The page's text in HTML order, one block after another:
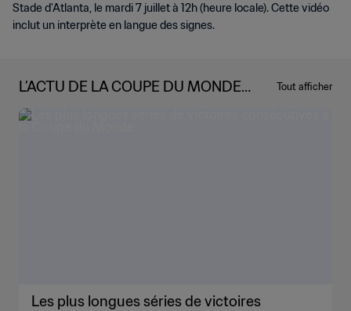
Stade d'Atlanta, le mardi 7 juillet à 12h (heure locale). Cette vidéo
inclut un interprète en langue des signes.
L’ACTU DE LA COUPE DU MONDE
DE LA FIFA 2026™
Tout afficher
Les plus longues séries de victoires